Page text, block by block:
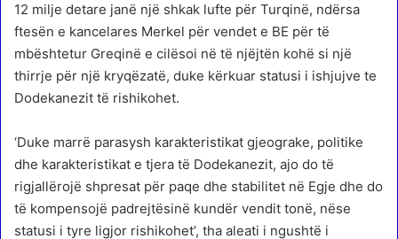
12 milje detare janë një shkak lufte për Turqinë, ndërsa
ftesën e kancelares Merkel për vendet e BE për të
mbështetur Greqinë e cilësoi në të njëjtën kohë si një
thirrje për një kryqëzatë, duke kërkuar statusi i ishjujve te
Dodekanezit të rishikohet.
‘Duke marrë parasysh karakteristikat gjeograke, politike
dhe karakteristikat e tjera të Dodekanezit, ajo do të
rigjallërojë shpresat për paqe dhe stabilitet në Egje dhe do
të kompensojë padrejtësinë kundër vendit tonë, nëse
statusi i tyre ligjor rishikohet’, tha aleati i ngushtë i